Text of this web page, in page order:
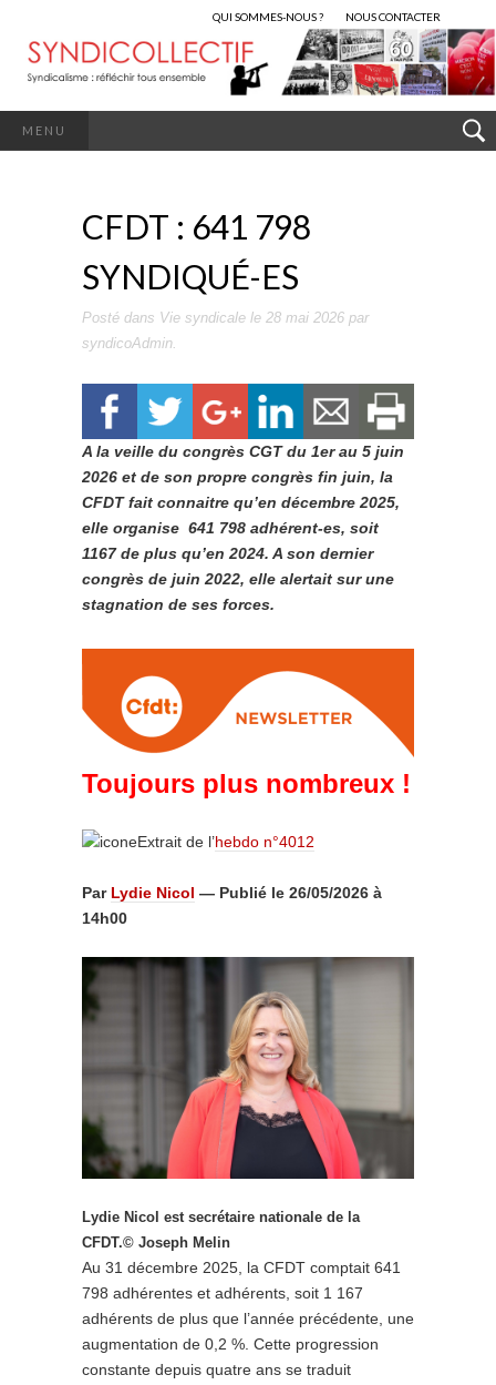
QUI SOMMES-NOUS ? NOUS CONTACTER
MENU
CFDT : 641 798
SYNDIQUÉ-ES
Posté dans Vie syndicale le 28 mai 2026 par
syndicoAdmin.
A la veille du congrès CGT du 1er au 5 juin
2026 et de son propre congrès fin juin, la
CFDT fait connaitre qu’en décembre 2025,
elle organise 641 798 adhérent-es, soit
1167 de plus qu’en 2024. A son dernier
congrès de juin 2022, elle alertait sur une
stagnation de ses forces.
Toujours plus nombreux !
Extrait de l’hebdo n°4012
Par Lydie Nicol — Publié le 26/05/2026 à
14h00
Lydie Nicol est secrétaire nationale de la
CFDT.© Joseph Melin
Au 31 décembre 2025, la CFDT comptait 641
798 adhérentes et adhérents, soit 1 167
adhérents de plus que l’année précédente, une
augmentation de 0,2 %. Cette progression
constante depuis quatre ans se traduit